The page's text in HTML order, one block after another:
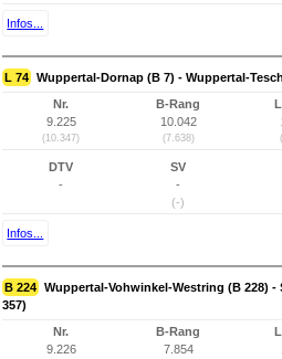
Infos...
L 74 Wuppertal-Dornap (B 7) - Wuppertal-
Nr.
9.225
(10.347)
B-Rang
10.042
(7.638)
DTV
-
SV
-
(-)
Infos...
B 224 Wuppertal-Vohwinkel-Westring (B 228)
357)
Nr.
9.226
B-Rang
7.854